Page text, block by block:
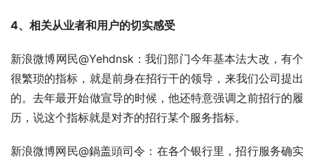
4、相关从业者和用户的切实感受
新浪微博网民@Yehdnsk：我们部门今年基本法大改，有个
很繁琐的指标，就是前身在招行干的领导，来我们公司提出
的。去年最开始做宣导的时候，他还特意强调之前招行的履
历，说这个指标就是对齐的招行某个服务指标。
新浪微博网民@鍋盖頭司令：在各个银行里，招行服务确实